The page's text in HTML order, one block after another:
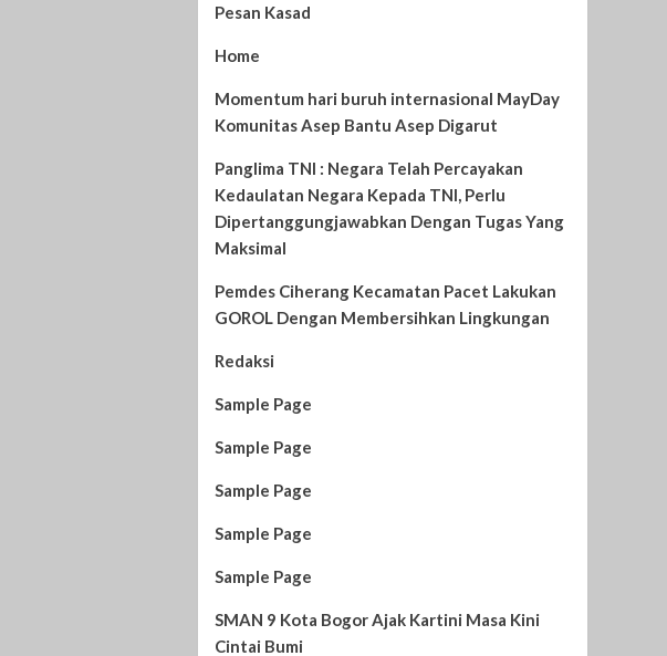
Pesan Kasad
Home
Momentum hari buruh internasional MayDay
Komunitas Asep Bantu Asep Digarut
Panglima TNI : Negara Telah Percayakan
Kedaulatan Negara Kepada TNI, Perlu
Dipertanggungjawabkan Dengan Tugas Yang
Maksimal
Pemdes Ciherang Kecamatan Pacet Lakukan
GOROL Dengan Membersihkan Lingkungan
Redaksi
Sample Page
Sample Page
Sample Page
Sample Page
Sample Page
SMAN 9 Kota Bogor Ajak Kartini Masa Kini
Cintai Bumi